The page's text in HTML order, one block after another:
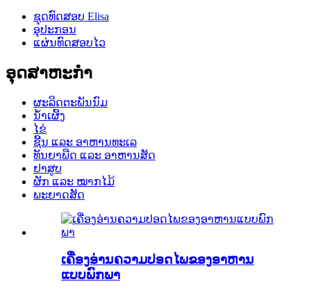
ຊຸດທົດສອບ Elisa
ອຸປະກອນ
ແຜ່ນທົດສອບໄວ
ອຸດສາຫະກຳ
ຜະລິດຕະພັນນົມ
ນໍ້າເຜິ້ງ
ໄຂ່
ຊີ້ນ ແລະ ອາຫານທະເລ
ທັນຍາພືດ ແລະ ອາຫານສັດ
ຢາສູບ
ຜັກ ແລະ ໝາກໄມ້
ພະຍາດສັດ
ເຄື່ອງອ່ານຄວາມປອດໄພຂອງອາຫານ
ແບບພົກພາ